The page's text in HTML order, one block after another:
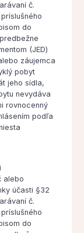
č.
do
(JED)
záujemca
pobyt
jeho sídla,
nevydáva
rovnocenný
podľa
alebo
účasti §32
č.
do